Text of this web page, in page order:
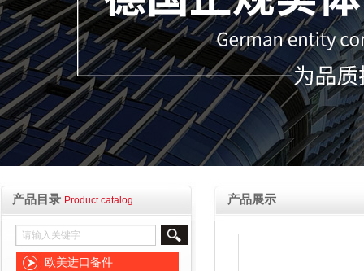
产品目录 Product catalog
欧美进口备件
产品展示